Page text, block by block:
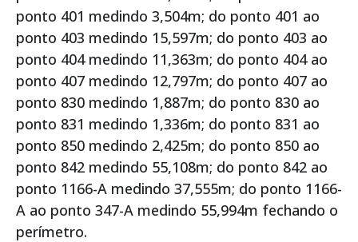
ponto 401 medindo 3,504m; do ponto 401 ao
ponto 403 medindo 15,597m; do ponto 403 ao
ponto 404 medindo 11,363m; do ponto 404 ao
ponto 407 medindo 12,797m; do ponto 407 ao
ponto 830 medindo 1,887m; do ponto 830 ao
ponto 831 medindo 1,336m; do ponto 831 ao
ponto 850 medindo 2,425m; do ponto 850 ao
ponto 842 medindo 55,108m; do ponto 842 ao
ponto 1166-A medindo 37,555m; do ponto 1166-
A ao ponto 347-A medindo 55,994m fechando o
perímetro.